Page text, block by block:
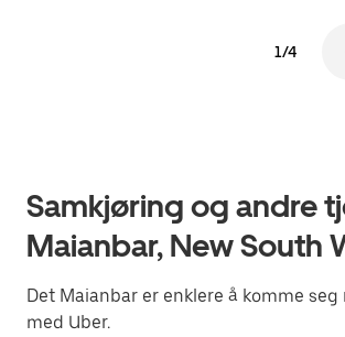
1/4
Samkjøring og andre
Maianbar, New South
Det Maianbar er enklere å komme
med Uber.